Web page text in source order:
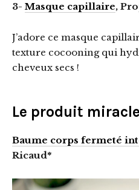
3- Masque capillaire,
J’adore ce masque
texture cocooning qui
cheveux secs !
Le produit miracle
Baume corps fermeté
Ricaud*